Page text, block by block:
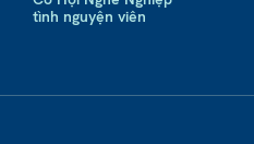
tình nguyện viên